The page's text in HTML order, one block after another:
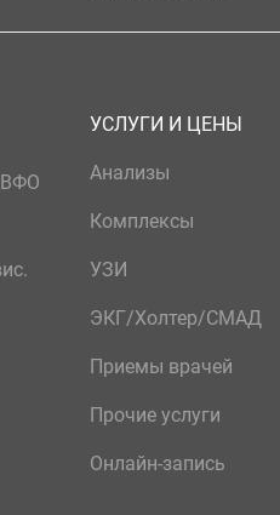
УСЛУГИ И ЦЕНЫ
Анализы
Комплексы
УЗИ
ЭКГ/Холтер/СМАД
Приемы врачей
Прочие услуги
Онлайн-запись